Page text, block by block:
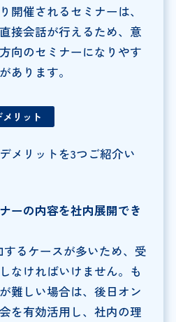
開催されるセミナーは、
接会話が行えるため、意
向のセミナーになりやす
あります。
リット
メリットを3つご紹介い
ーの内容を社内展開でき
るケースが多いため、受
なければいけません。も
難しい場合は、後日オン
を有効活用し、社内の理